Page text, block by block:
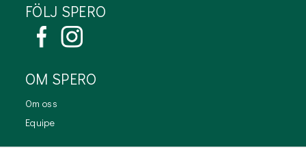
FÖLJ SPERO
OM SPERO
Om oss
Equipe